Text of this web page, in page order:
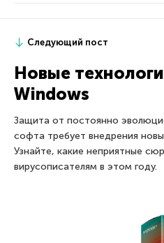
Следующий пост
Новые
Windows
Защита от постоянно
софта требует внедрения
Узнайте, какие неприятные
вирусописателям в этом году.